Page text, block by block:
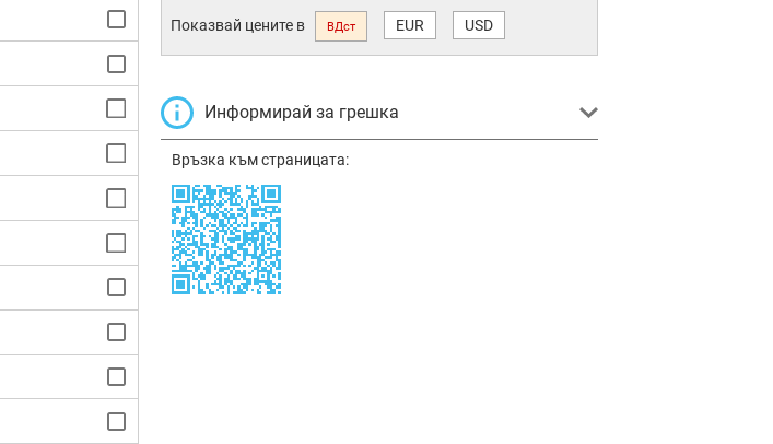
Показвай цените в ВДст EUR USD
Информирай за грешка
Връзка към страницата: